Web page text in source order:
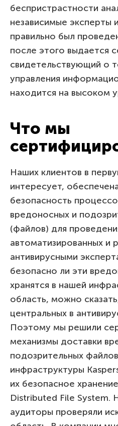
беспристрастности
независимые эксперты
правильно был
после этого выдается
свидетельствующий о
управления
находится на высоком
Что мы
Наших клиентов в
интересует,
безопасность
вредоносных и
(файлов) для
автоматизированных и
антивирусными
безопасно ли эти
хранятся в нашей
область, можно
центральных в
Поэтому мы решили
механизмы доставки
подозрительных
инфраструктуры
их безопасное
Distributed File System.
аудиторы проверяли